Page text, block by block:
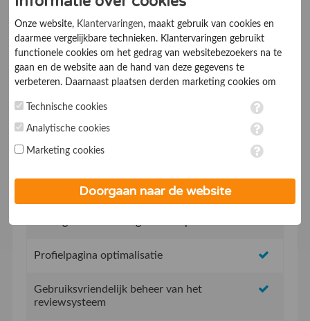
Ik ga akkoord met de Algemene voorwaarden
Social Media integratie om uw reviews te delen
Uw eigen review promotie link
Profielpagina optimalisatie
Gebruiksvriendelijk beheer van het
reviewsysteem
Onze website, Klantervaringen, maakt gebruik van cookies en
daarmee vergelijkbare technieken. Klantervaringen gebruikt
functionele cookies om het gedrag van websitebezoekers na te
gaan en de website aan de hand van deze gegevens te
verbeteren. Daarnaast plaatsen derden marketing cookies om
marketing cookies worden persoonsgegevens verwerkt. Je geeft
toestemming voor deze verwerking wanneer je hieronder een
op ieder moment aanpassen in de
. Lees voor meer
Technische cookies
Analytische cookies
Marketing cookies
Doorgaan naar de website